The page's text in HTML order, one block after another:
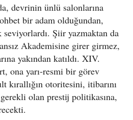
devrinin ünlü salonlarına
bir adam olduğundan,
seviyorlardı. Şiir yazmaktan da
Akademisine girer girmez,
yakından katıldı. XIV.
ona yarı-resmi bir görev
kırallığın otoritesini, itibarını
olan prestij politikasına,